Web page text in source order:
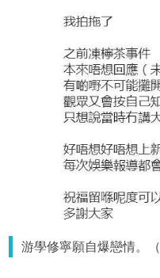
游學修寧願自爆戀情。